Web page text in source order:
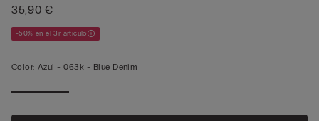
35,90 €
-50% en el 3r artículo
Color: Azul -063k - Blue Denim